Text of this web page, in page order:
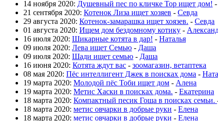
14 ноября 2020: Душевный пес по кличке Тор ищет дом!
21 сентября 2020: Котенок Лиза ищет хозяев - Севда
29 августа 2020: Котенок-замарашка ищет хоязев. - Севда
01 августа 2020: Ищем дом бездомному котику -
16 июля 2020: Шикарные котята в дар! - Наталья
09 июля 2020: Лева ищет Семью - Даша
09 июля 2020: Шади ищет семью - Даша
16 июня 2020: Котята ждут вас - зоомагазин, ветаптека
08 мая 2020: Пёс интеллигент Джек в поисках дома -
19 марта 2020: Молодой пёс Тоби ищет дом - Алена
19 марта 2020: Метис Хаски в поисках дома. - Екатерина
18 марта 2020: Компактный песик Гоша в поисках семьи.
18 марта 2020: метис овчарки в добрые руки - Елена
18 марта 2020: метис овчарки в добрые руки - Елена